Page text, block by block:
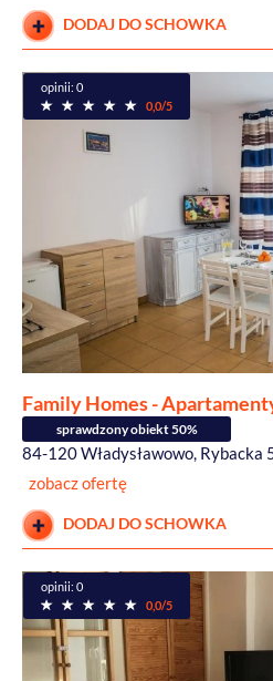
DODAJ DO SCHOWKA
opinii: 0
0,0/5
Family Homes -
sprawdzony obiekt 50%
84-120 Władysławowo, Rybacka
zobacz ofertę
DODAJ DO SCHOWKA
opinii: 0
0,0/5